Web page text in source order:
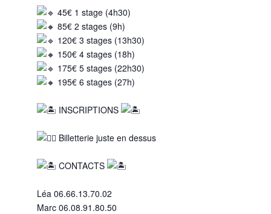
45€ 1 stage (4h30)
85€ 2 stages (9h)
120€ 3 stages (13h30)
150€ 4 stages (18h)
175€ 5 stages (22h30)
195€ 6 stages (27h)
INSCRIPTIONS
Billetterie juste en dessus
CONTACTS
Léa 06.66.13.70.02
Marc 06.08.91.80.50